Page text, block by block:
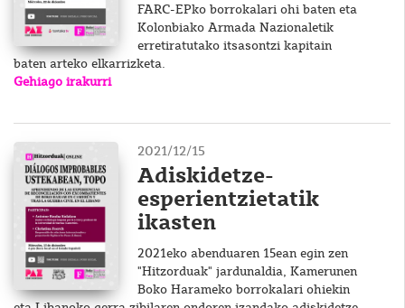
FARC-EPko borrokalari ohi baten eta
Kolonbiako Armada Nazionaletik
erretiratutako itsasontzi kapitain
baten arteko elkarrizketa.
Gehiago irakurri
2021/12/15
Adiskidetze-
esperientzietatik
ikasten
2021eko abenduaren 15ean egin zen
"Hitzorduak" jardunaldia, Kamerunen
Boko Harameko borrokalari ohiekin